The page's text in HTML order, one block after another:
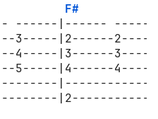
F#
------|------
3-----|2------
4-----|3------
5-----|4------